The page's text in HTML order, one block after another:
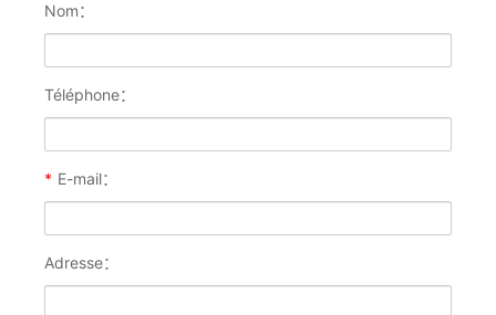
Nom：
Téléphone：
* E-mail：
Adresse：